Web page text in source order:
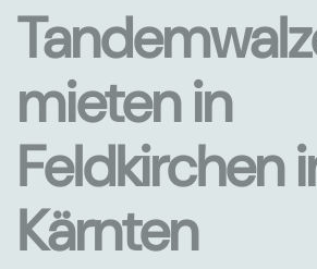
mieten in
Feldkirchen
Kärnten